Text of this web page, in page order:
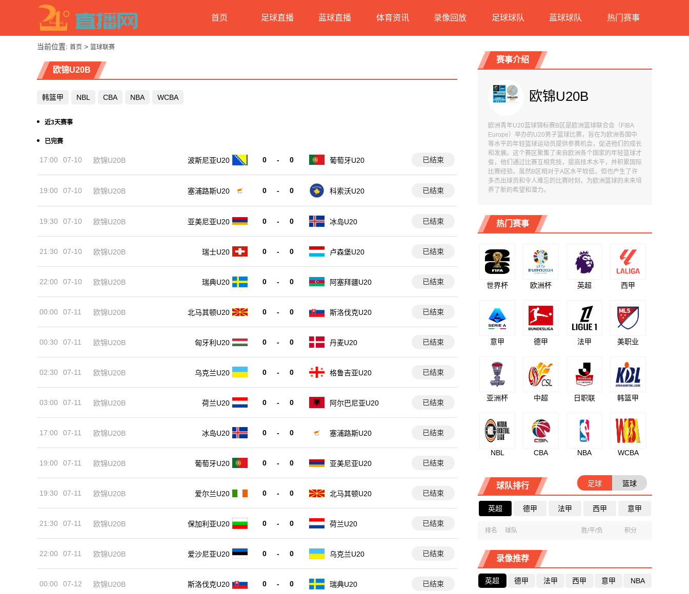
首页 足球直播 蓝球直播 体育资讯 录像回放 足球球队 蓝球球队 热门赛事
当前位置: 首页 > 篮球联赛
欧锦U20B
韩篮甲 NBL CBA NBA WCBA
近3天赛事
已完赛
17:00 07-10 欧锦U20B 波斯尼亚U20 0 - 0 葡萄牙U20 已结束
19:00 07-10 欧锦U20B 塞浦路斯U20 0 - 0 科索沃U20 已结束
19:30 07-10 欧锦U20B 亚美尼亚U20 0 - 0 冰岛U20 已结束
21:30 07-10 欧锦U20B 瑞士U20 0 - 0 卢森堡U20 已结束
22:00 07-10 欧锦U20B 瑞典U20 0 - 0 阿塞拜疆U20 已结束
00:00 07-11 欧锦U20B 北马其顿U20 0 - 0 斯洛伐克U20 已结束
00:30 07-11 欧锦U20B 匈牙利U20 0 - 0 丹麦U20 已结束
02:30 07-11 欧锦U20B 乌克兰U20 0 - 0 格鲁吉亚U20 已结束
03:00 07-11 欧锦U20B 荷兰U20 0 - 0 阿尔巴尼亚U20 已结束
17:00 07-11 欧锦U20B 冰岛U20 0 - 0 塞浦路斯U20 已结束
19:00 07-11 欧锦U20B 葡萄牙U20 0 - 0 亚美尼亚U20 已结束
19:30 07-11 欧锦U20B 爱尔兰U20 0 - 0 北马其顿U20 已结束
21:30 07-11 欧锦U20B 保加利亚U20 0 - 0 荷兰U20 已结束
22:00 07-11 欧锦U20B 爱沙尼亚U20 0 - 0 乌克兰U20 已结束
00:00 07-12 欧锦U20B 斯洛伐克U20 0 - 0 瑞典U20 已结束
赛事介绍
欧锦U20B
欧洲青年U20篮球锦标赛B区是欧洲篮球联合会（FIBA
Europe）举办的U20男子篮球比赛，旨在为欧洲各国中
等水平的年轻篮球运动员提供参赛机会，促进他们的成长
和发展。这个赛区聚集了来自欧洲各个国家的年轻篮球才
俊，他们通过比赛互相竞技，提高技术水平，并积累国际
比赛经验。虽然B区相对于A区水平较低，但也产生了许
多杰出球员和令人难忘的比赛时刻，为欧洲篮球的未来培
养了新的希望和潜力。
热门赛事
世界杯 欧洲杯 英超 西甲
意甲 德甲 法甲 美职业
亚洲杯 中超 日职联 韩篮甲
NBL CBA NBA WCBA
球队排行 足球 篮球
英超 德甲 法甲 西甲 意甲
排名 球队 胜/平/负 积分
录像推荐
英超 德甲 法甲 西甲 意甲 NBA